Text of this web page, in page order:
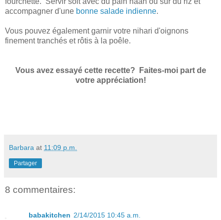
accompagner d'une bonne salade indienne.
Vous pouvez également garnir votre nihari d'oignons
finement tranchés et rôtis à la poêle.
Vous avez essayé cette recette? Faites-moi part de
votre appréciation!
Barbara at 11:09 p.m.
Partager
8 commentaires:
babakitchen 2/14/2015 10:45 a.m.